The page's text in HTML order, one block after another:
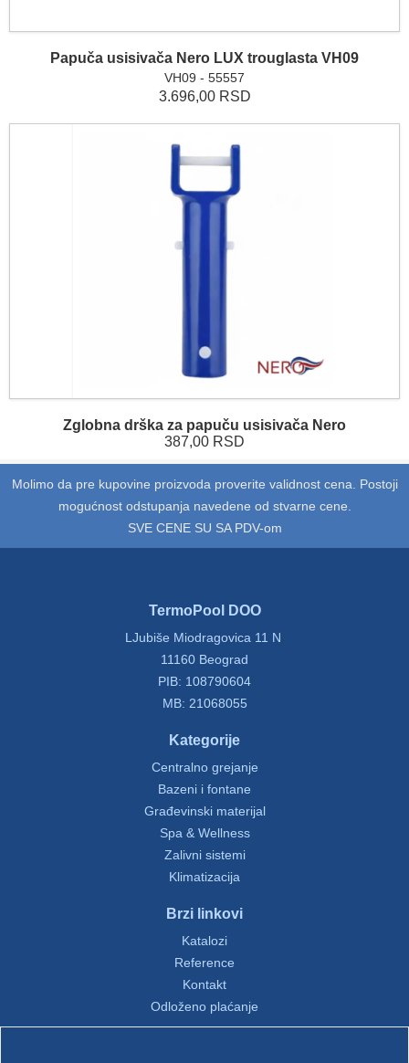
Papuča usisivača Nero LUX trouglasta VH09
VH09 - 55557
3.696,00 RSD
Zglobna drška za papuču usisivača Nero
387,00 RSD
Molimo da pre kupovine proizvoda proverite validnost cena. Postoji
mogućnost odstupanja navedene od stvarne cene.
SVE CENE SU SA PDV-om
TermoPool DOO
LJubiše Miodragovica 11 N
11160 Beograd
PIB: 108790604
MB: 21068055
Kategorije
Centralno grejanje
Bazeni i fontane
Građevinski materijal
Spa & Wellness
Zalivni sistemi
Klimatizacija
Brzi linkovi
Katalozi
Reference
Kontakt
Odloženo plaćanje